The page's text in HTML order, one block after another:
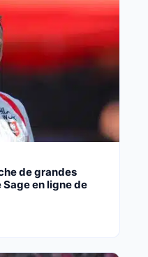
de grandes
Sage en ligne de